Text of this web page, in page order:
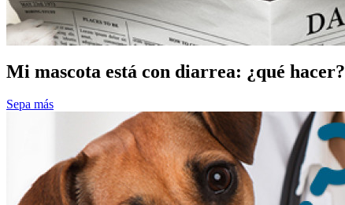
Mi mascota está con diarrea: ¿qué hacer?
Sepa más